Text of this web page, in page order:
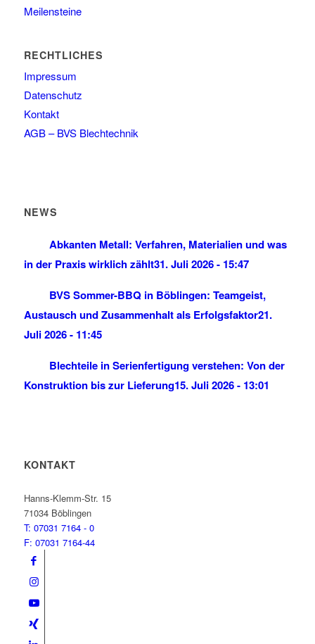
Meilensteine
RECHTLICHES
Impressum
Datenschutz
Kontakt
AGB – BVS Blechtechnik
NEWS
Abkanten Metall: Verfahren, Materialien und was
in der Praxis wirklich zählt31. Juli 2026 - 15:47
BVS Sommer-BBQ in Böblingen: Teamgeist,
Austausch und Zusammenhalt als Erfolgsfaktor21.
Juli 2026 - 11:45
Blechteile in Serienfertigung verstehen: Von der
Konstruktion bis zur Lieferung15. Juli 2026 - 13:01
KONTAKT
Hanns-Klemm-Str. 15
71034 Böblingen
T: 07031 7164 - 0
F: 07031 7164-44